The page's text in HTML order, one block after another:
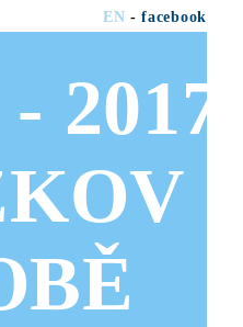
EN -facebook
2017